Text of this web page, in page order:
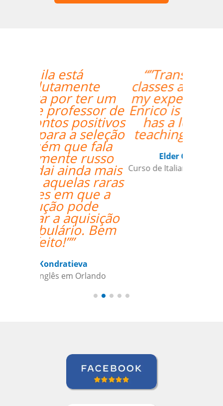
“”Translated: "The
classes are exceeding
my expectations. Prof
Enrico is excellent and
has a lot of useful
teaching methods."””
Elder Gomes Dutra
Curso de Italiano em Campo Grande